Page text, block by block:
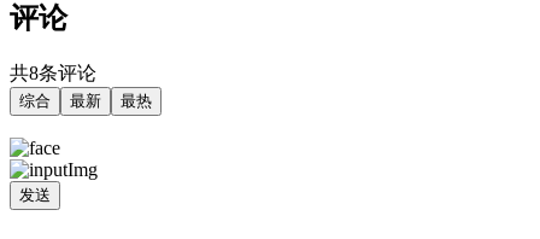
评论
共8条评论
综合 最新 最热
发送